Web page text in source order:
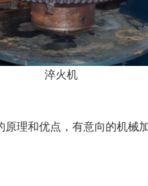
淬火机
和优点，有意向的机械